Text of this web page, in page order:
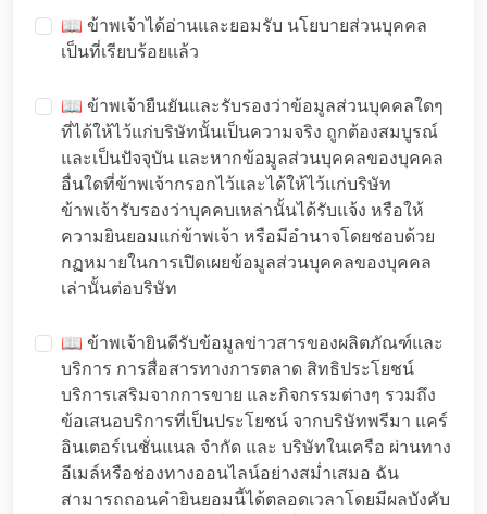
📖 ข้าพเจ้าได้อ่านและยอมรับ นโยบายส่วนบุคคล
เป็นที่เรียบร้อยแล้ว
📖 ข้าพเจ้ายืนยันและรับรองว่าข้อมูลส่วนบุคคลใดๆ
ที่ได้ให้ไว้แก่บริษัทนั้นเป็นความจริง ถูกต้องสมบูรณ์
และเป็นปัจจุบัน และหากข้อมูลส่วนบุคคลของบุคคล
อื่นใดที่ข้าพเจ้ากรอกไว้และได้ให้ไว้แก่บริษัท
ข้าพเจ้ารับรองว่าบุคคบเหล่านั้นได้รับแจ้ง หรือให้
ความยินยอมแก่ข้าพเจ้า หรือมีอำนาจโดยชอบด้วย
กฏหมายในการเปิดเผยข้อมูลส่วนบุคคลของบุคคล
เล่านั้นต่อบริษัท
📖 ข้าพเจ้ายินดีรับข้อมูลข่าวสารของผลิตภัณฑ์และ
บริการ การสื่อสารทางการตลาด สิทธิประโยชน์
บริการเสริมจากการขาย และกิจกรรมต่างๆ รวมถึง
ข้อเสนอบริการที่เป็นประโยชน์ จากบริษัทพรีมา แคร์
อินเตอร์เนชั่นแนล จำกัด และ บริษัทในเครือ ผ่านทาง
อีเมล์หรือช่องทางออนไลน์อย่างสม่ำเสมอ ฉัน
สามารถถอนคำยินยอมนี้ได้ตลอดเวลาโดยมีผลบังคับ